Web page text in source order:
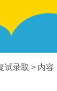
试录取 > 内容